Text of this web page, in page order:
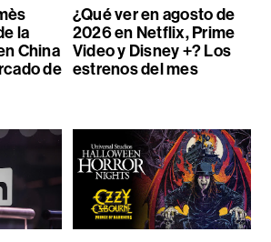
la
China
de
¿Qué ver en agosto de
2026 en Netflix, Prime
Video y Disney +? Los
estrenos del mes